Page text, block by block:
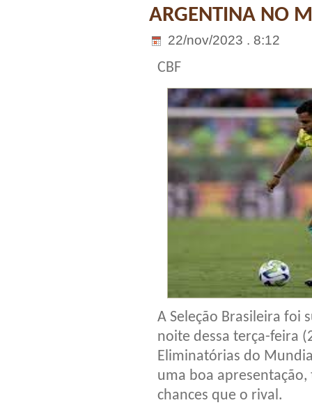
ARGENTINA NO
22/nov/2023 . 8:12
CBF
A Seleção Brasileira foi
noite dessa terça-feira
Eliminatórias do
uma boa
chances que o rival.